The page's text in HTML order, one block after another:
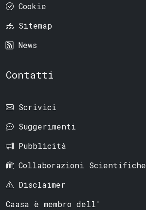
Cookie
Sitemap
News
Contatti
Scrivici
Suggerimenti
Pubblicità
Collaborazioni Scientifiche
Disclaimer
Caasa è membro dell'